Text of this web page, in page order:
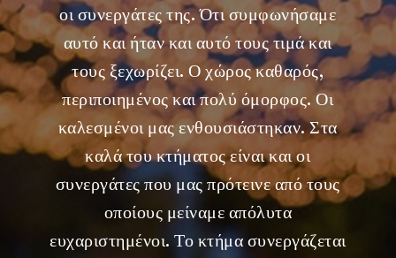
οι συνεργάτες της. Ότι συμφωνήσαμε
αυτό και ήταν και αυτό τους τιμά και
τους ξεχωρίζει. Ο χώρος καθαρός,
περιποιημένος και πολύ όμορφος. Οι
καλεσμένοι μας ενθουσιάστηκαν. Στα
καλά του κτήματος είναι και οι
συνεργάτες που μας πρότεινε από τους
οποίους μείναμε απόλυτα
ευχαριστημένοι. Το κτήμα συνεργάζεται